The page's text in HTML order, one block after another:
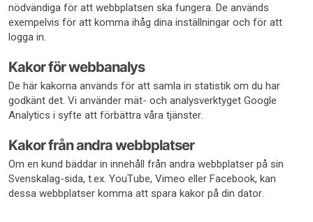
nödvändiga för att webbplatsen ska fungera. De används
exempelvis för att komma ihåg dina inställningar och för att
logga in.
Kakor för webbanalys
De här kakorna används för att samla in statistik om du har
godkänt det. Vi använder mät- och analysverktyget Google
Analytics i syfte att förbättra våra tjänster.
Kakor från andra webbplatser
Om en kund bäddar in innehåll från andra webbplatser på sin
Svenskalag-sida, t.ex. YouTube, Vimeo eller Facebook, kan
dessa webbplatser komma att spara kakor på din dator.